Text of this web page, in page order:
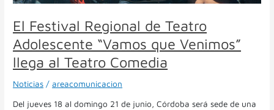
El Festival Regional de Teatro
Adolescente “Vamos que Venimos”
llega al Teatro Comedia
Noticias / areacomunicacion
Del jueves 18 al domingo 21 de junio, Córdoba será sede de una